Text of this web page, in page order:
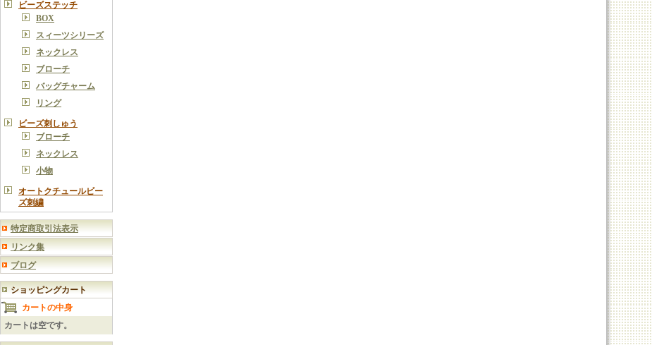
ビーズステッチ
BOX
スィーツシリーズ
ネックレス
ブローチ
バッグチャーム
リング
ビーズ刺しゅう
ブローチ
ネックレス
小物
オートクチュールビー
ズ刺繍
特定商取引法表示
リンク集
ブログ
ショッピングカート
カートの中身
カートは空です。